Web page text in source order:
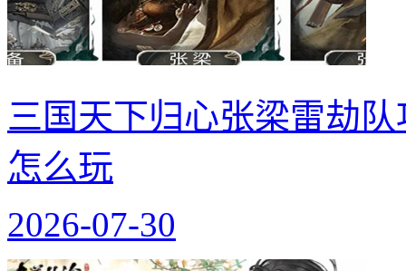
三国天下归心张梁雷劫
怎么玩
2026-07-30